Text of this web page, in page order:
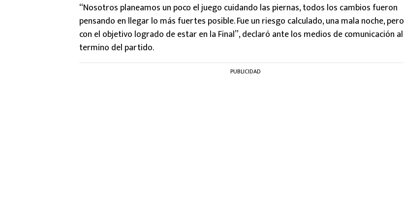
“Nosotros planeamos un poco el juego cuidando las piernas, todos los cambios fueron
pensando en llegar lo más fuertes posible. Fue un riesgo calculado, una mala noche, pero
con el objetivo logrado de estar en la Final”, declaró ante los medios de comunicación al
termino del partido.
PUBLICIDAD